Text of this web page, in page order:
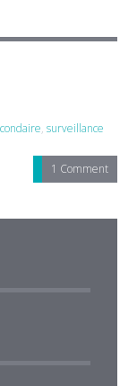
,surveillance
1 Comment